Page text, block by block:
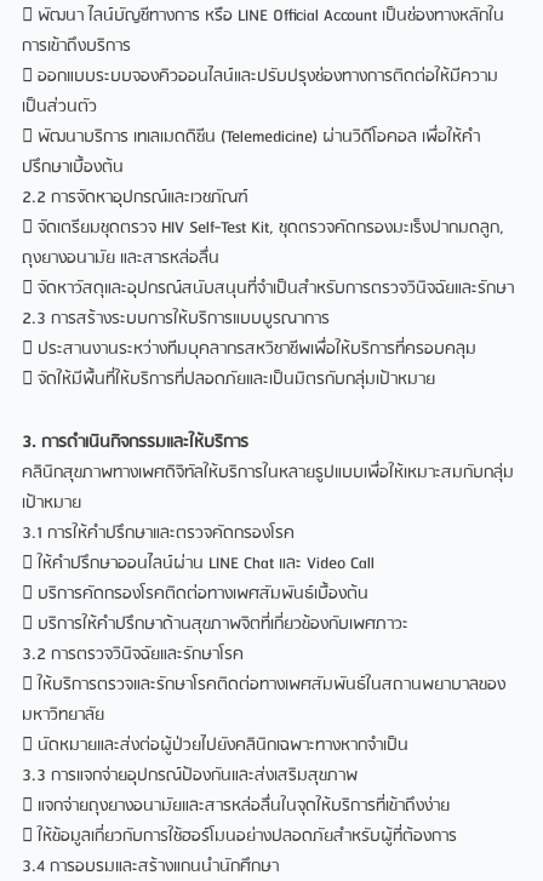
 พัฒนา ไลน์บัญชีทางการ หรือ LINE Official Account เป็นช่องทางหลักใน
การเข้าถึงบริการ
 ออกแบบระบบจองคิวออนไลน์และปรับปรุงช่องทางการติดต่อให้มีความ
เป็นส่วนตัว
 พัฒนาบริการ เทเลเมดดิซีน (Telemedicine) ผ่านวิดีโอคอล เพื่อให้คำ
ปรึกษาเบื้องต้น
2.2 การจัดหาอุปกรณ์และเวชภัณฑ์
 จัดเตรียมชุดตรวจ HIV Self-Test Kit, ชุดตรวจคัดกรองมะเร็งปากมดลูก,
ถุงยางอนามัย และสารหล่อลื่น
 จัดหาวัสดุและอุปกรณ์สนับสนุนที่จำเป็นสำหรับการตรวจวินิจฉัยและรักษา
2.3 การสร้างระบบการให้บริการแบบบูรณาการ
 ประสานงานระหว่างทีมบุคลากรสหวิชาชีพเพื่อให้บริการที่ครอบคลุม
 จัดให้มีพื้นที่ให้บริการที่ปลอดภัยและเป็นมิตรกับกลุ่มเป้าหมาย
3. การดำเนินกิจกรรมและให้บริการ
คลินิกสุขภาพทางเพศดิจิทัลให้บริการในหลายรูปแบบเพื่อให้เหมาะสมกับกลุ่ม
เป้าหมาย
3.1 การให้คำปรึกษาและตรวจคัดกรองโรค
 ให้คำปรึกษาออนไลน์ผ่าน LINE Chat และ Video Call
 บริการคัดกรองโรคติดต่อทางเพศสัมพันธ์เบื้องต้น
 บริการให้คำปรึกษาด้านสุขภาพจิตที่เกี่ยวข้องกับเพศภาวะ
3.2 การตรวจวินิจฉัยและรักษาโรค
 ให้บริการตรวจและรักษาโรคติดต่อทางเพศสัมพันธ์ในสถานพยาบาลของ
มหาวิทยาลัย
 นัดหมายและส่งต่อผู้ป่วยไปยังคลินิกเฉพาะทางหากจำเป็น
3.3 การแจกจ่ายอุปกรณ์ป้องกันและส่งเสริมสุขภาพ
 แจกจ่ายถุงยางอนามัยและสารหล่อลื่นในจุดให้บริการที่เข้าถึงง่าย
 ให้ข้อมูลเกี่ยวกับการใช้ฮอร์โมนอย่างปลอดภัยสำหรับผู้ที่ต้องการ
3.4 การอบรมและสร้างแกนนำนักศึกษา